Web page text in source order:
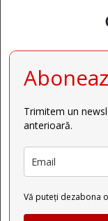
Trimitem un
anterioară.
Vă puteți dezabona